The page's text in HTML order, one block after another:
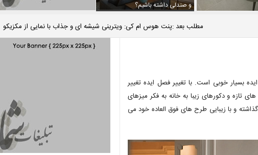
و صندلی داشته باشیم؟
مطلب بعد :پنت هوس ام کی: ویترینی شیشه ای و جذاب با نمایی از مکزیکو
بسیار خوبی است. با تغییر فصل ایده تغییر
و دکورهای زیبا به خانه به فکر میزهای
و با زیبایی طرح های فوق العاده خود می